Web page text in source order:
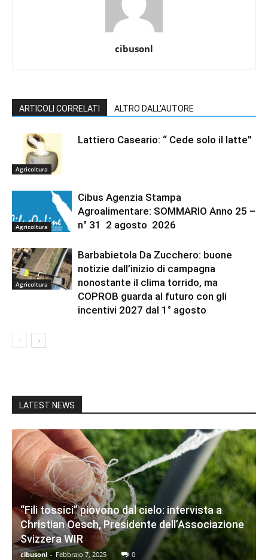
cibusonl
ARTICOLI CORRELATI ALTRO DALL'AUTORE
Agricoltura
Lattiero Caseario: “ Cede solo il latte”
Agricoltura
Cibus Agenzia Stampa
Agroalimentare: SOMMARIO Anno 25 –
n° 31 2 agosto 2026
Agricoltura
Barbabietola Da Zucchero: buone
notizie dall’inizio di campagna
nonostante il clima torrido, ma
COPROB guarda al futuro con gli
incentivi 2027 dal 1° agosto
LATEST NEWS
“Fili tossici” piovono dal cielo: intervista a
Christian Oesch, Presidente dell’Associazione
Svizzera WIR
cibusonl - Febbraio 7, 2025 0